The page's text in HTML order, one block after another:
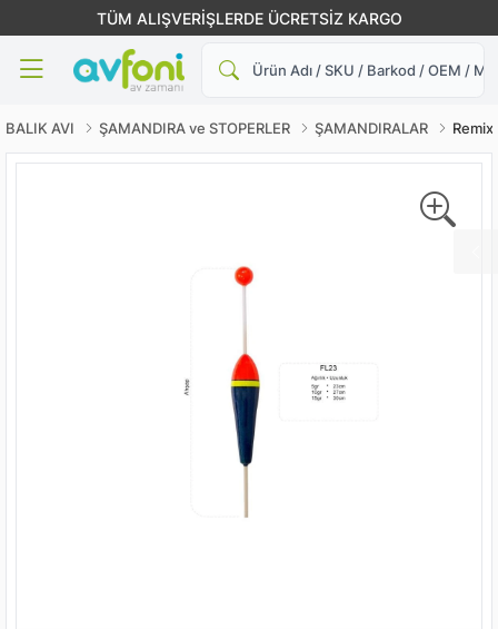
TÜM ALIŞVERİŞLERDE ÜCRETSİZ KARGO
BALIK AVI ŞAMANDIRA ve STOPERLER ŞAMANDIRALAR